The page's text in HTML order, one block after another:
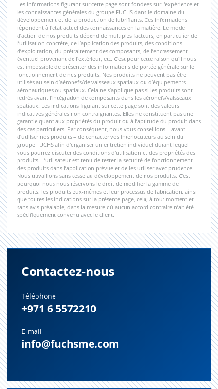
Les informations figurant sur cette page sont fondées sur l'expérience et
les connaissances générales du groupe FUCHS dans le domaine du
développement et de la production de lubrifiants. Ces informations
répondent à l'état actuel des connaissances en la matière. Le mode
d’action de nos produits dépend de multiples facteurs, en particulier de
l’utilisation concrète, de l’application des produits, des conditions
d’exploitation, du prétraitement des composants, de l’encrassement
éventuel provenant de l’extérieur, etc. C’est pour cette raison qu'il nous
est impossible de présenter des informations de portée générale sur le
fonctionnement de nos produits. Nos produits ne peuvent pas être
utilisés au sein d’aéronefs/de vaisseaux spatiaux ou d’équipements
aéronautiques ou spatiaux. Cela ne s’applique pas si les produits sont
retirés avant l’intégration de composants dans les aéronefs/vaisseaux
spatiaux. Les indications figurant sur cette page sont des valeurs
indicatives générales non contraignantes. Elles ne constituent pas une
garantie quant aux propriétés du produit ou à l’aptitude du produit dans
des cas particuliers. Par conséquent, nous vous conseillons – avant
d’utiliser nos produits – de contacter vos interlocuteurs au sein du
groupe FUCHS afin d'organiser un entretien individuel durant lequel
vous pourrez discuter des conditions d'utilisation et des propriétés des
produits. L’utilisateur est tenu de tester la sécurité de fonctionnement
des produits dans l’application prévue et de les utiliser avec prudence.
Nous travaillons sans cesse au développement de nos produits. C’est
pourquoi nous nous réservons le droit de modifier la gamme de
produits, les produits eux-mêmes et leur processus de fabrication, ainsi
que toutes les indications sur la présente page, cela, à tout moment et
sans avis préalable, dans la mesure où aucun accord contraire n’ait été
spécifiquement convenu avec le client.
Contactez-nous
Téléphone
+971 6 5572210
E-mail
info@fuchsme.com